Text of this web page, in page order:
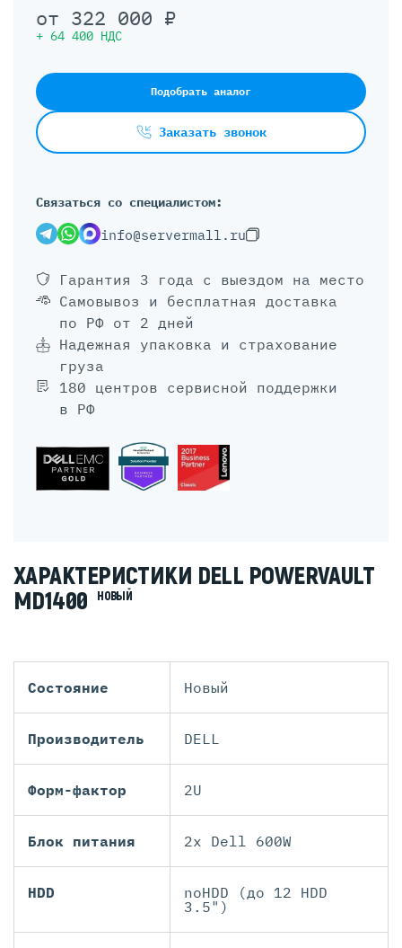
от 322 000 ₽
+ 64 400 НДС
Подобрать аналог
Заказать звонок
Связаться со специалистом:
info@servermall.ru
Гарантия 3 года с выездом на место
Самовывоз и бесплатная доставка
по РФ от 2 дней
Надежная упаковка и страхование
груза
180 центров сервисной поддержки
в РФ
ХАРАКТЕРИСТИКИ DELL POWERVAULT
MD1400
НОВЫЙ
Состояние Новый
Производитель DELL
Форм-фактор 2U
Блок питания 2x Dell 600W
HDD
noHDD (до 12 HDD
3.5")